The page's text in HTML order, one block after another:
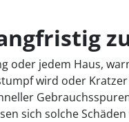
oder jedem Haus,
wird oder
sich solche